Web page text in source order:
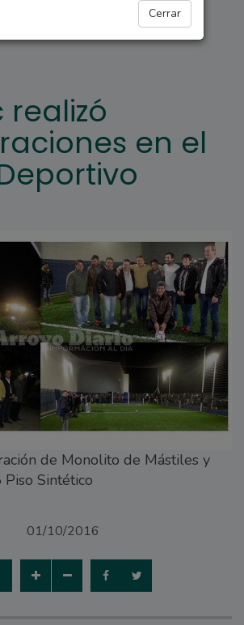
Cerrar
realizó
en el
de Monolito de Mástiles y
Sintético
01/10/2016